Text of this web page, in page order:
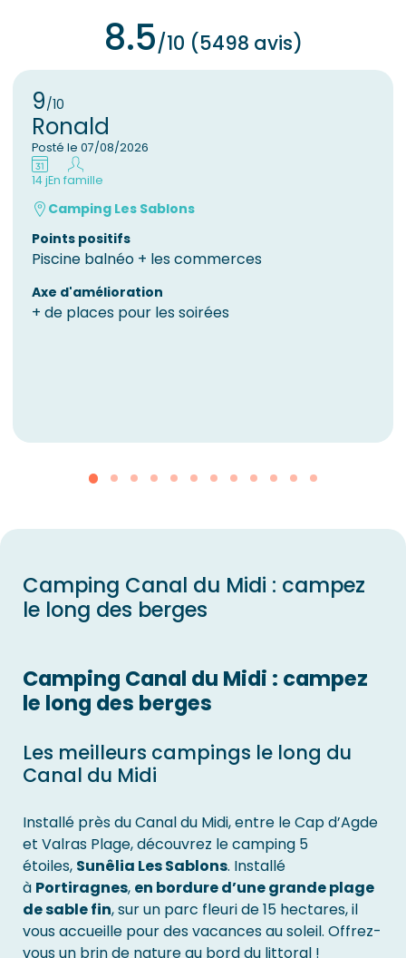
8.5/10 (5498 avis)
9/10
Ronald
Posté le 07/08/2026
14 jEn famille
Camping Les Sablons
Points positifs
Piscine balnéo + les commerces
Axe d'amélioration
​+ de places pour les soirées
Camping Canal du Midi : campez
le long des berges
Camping Canal du Midi : campez
le long des berges
Les meilleurs campings le long du
Canal du Midi
Installé près du Canal du Midi, entre le Cap d’Agde
et Valras Plage, découvrez le camping 5
étoiles, Sunêlia Les Sablons. Installé
à Portiragnes, en bordure d’une grande plage
de sable fin, sur un parc fleuri de 15 hectares, il
vous accueille pour des vacances au soleil. Offrez-
vous un brin de nature au bord du littoral !